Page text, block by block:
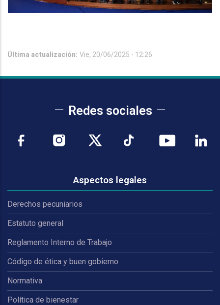
Última actualización: Vie, 20/06/2025 - 12:26
Redes sociales
Aspectos legales
Derechos pecuniarios
Estatuto general
Reglamento Interno de Trabajo
Código de ética y buen gobierno
Normativa
Política de bienestar